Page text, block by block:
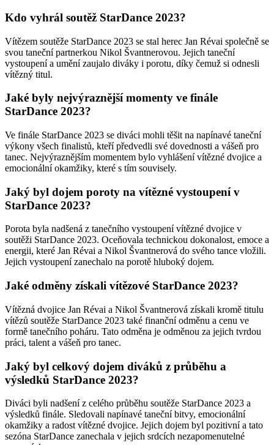
Kdo vyhrál soutěž StarDance 2023?
Vítězem soutěže StarDance 2023 se stal herec Jan Révai společně se
svou taneční partnerkou Nikol Švantnerovou. Jejich taneční
vystoupení a umění zaujalo diváky i porotu, díky čemuž si odnesli
vítězný titul.
Jaké byly nejvýraznější momenty ve finále
StarDance 2023?
Ve finále StarDance 2023 se diváci mohli těšit na napínavé taneční
výkony všech finalistů, kteří předvedli své dovednosti a vášeň pro
tanec. Nejvýraznějším momentem bylo vyhlášení vítězné dvojice a
emocionální okamžiky, které s tím souvisely.
Jaký byl dojem poroty na vítězné vystoupení v
StarDance 2023?
Porota byla nadšená z tanečního vystoupení vítězné dvojice v
soutěži StarDance 2023. Oceňovala technickou dokonalost, emoce a
energii, které Jan Révai a Nikol Švantnerová do svého tance vložili.
Jejich vystoupení zanechalo na porotě hluboký dojem.
Jaké odměny získali vítězové StarDance 2023?
Vítězná dvojice Jan Révai a Nikol Švantnerová získali kromě titulu
vítězů soutěže StarDance 2023 také finanční odměnu a cenu ve
formě tanečního poháru. Tato odměna je odměnou za jejich tvrdou
práci, talent a vášeň pro tanec.
Jaký byl celkový dojem diváků z průběhu a
výsledků StarDance 2023?
Diváci byli nadšení z celého průběhu soutěže StarDance 2023 a
výsledků finále. Sledovali napínavé taneční bitvy, emocionální
okamžiky a radost vítězné dvojice. Jejich dojem byl pozitivní a tato
sezóna StarDance zanechala v jejich srdcích nezapomenutelné